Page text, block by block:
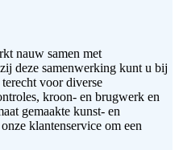
nauw samen met
deze samenwerking kunt u bij
voor diverse
kroon- en brugwerk en
gemaakte kunst- en
klantenservice om een